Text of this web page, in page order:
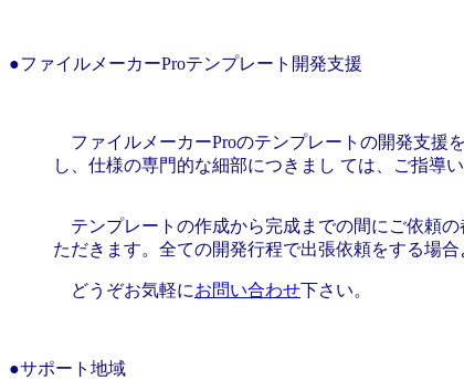
●ファイルメーカーProテンプレート開発支援
ファイルメーカーProのテンプレートの開発支援
し、仕様の専門的な細部につきまし ては、ご指導
テンプレートの作成から完成までの間にご依頼
ただきます。全ての開発行程で出張依頼をする場合
どうぞお気軽にお問い合わせ下さい。
●サポート地域